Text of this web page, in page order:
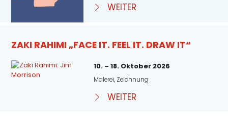
WEITER
ZAKI RAHIMI „FACE IT. FEEL IT. DRAW IT“
10. – 18. Oktober 2026
Malerei, Zeichnung
WEITER